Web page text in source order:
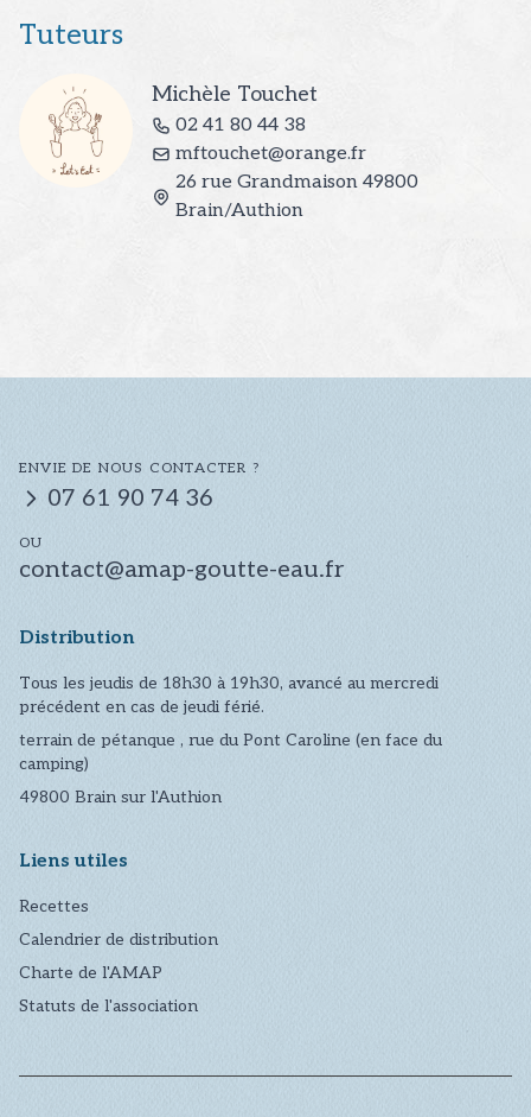
Tuteurs
Michèle Touchet
02 41 80 44 38
mftouchet@orange.fr
26 rue Grandmaison 49800
Brain/Authion
ENVIE DE NOUS CONTACTER ?
07 61 90 74 36
OU
contact@amap-goutte-eau.fr
Distribution
Tous les jeudis de 18h30 à 19h30, avancé au mercredi
précédent en cas de jeudi férié.
terrain de pétanque , rue du Pont Caroline (en face du
camping)
49800 Brain sur l'Authion
Liens utiles
Recettes
Calendrier de distribution
Charte de l'AMAP
Statuts de l'association